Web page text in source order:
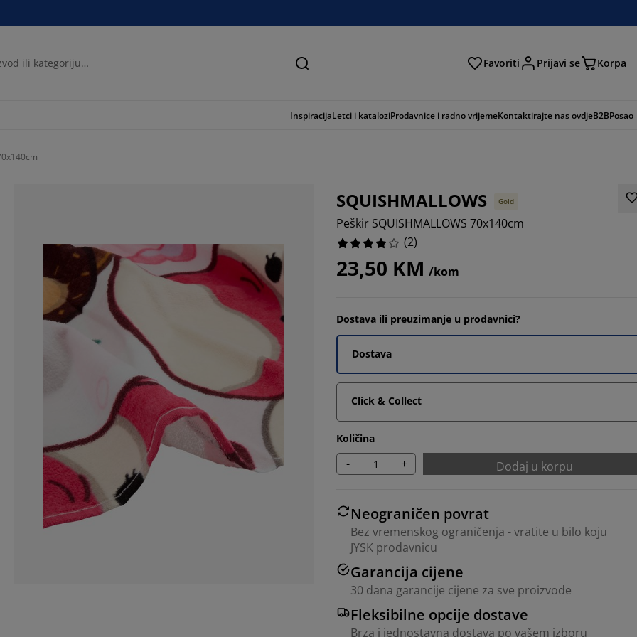
Traži Favoriti Prijavi se Korpa
InspiracijaLetci i kataloziProdavnice i radno vrijemeKontaktirajte nas ovdjeB2BPosao
SQUISHMALLOWS Gold
Peškir SQUISHMALLOWS 70x140cm
(2)
23,50 KM /kom
Dostava ili preuzimanje u prodavnici?
Dostava
Click & Collect
Količina
- + Dodaj u korpu
Neograničen povrat
Bez vremenskog ograničenja - vratite u bilo koju
JYSK prodavnicu
Garancija cijene
30 dana garancije cijene za sve proizvode
Fleksibilne opcije dostave
Brza i jednostavna dostava po vašem izboru